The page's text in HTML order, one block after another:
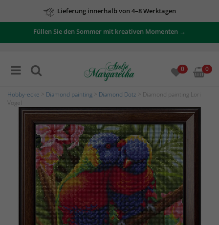
Lieferung innerhalb von 4–8 Werktagen
Füllen Sie den Sommer mit kreativen Momenten →
0 0
Hobby-ecke Diamond painting Diamond Dotz > Diamond painting Lori
Vogel